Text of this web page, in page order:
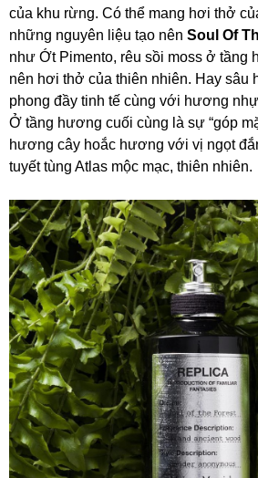
của khu rừng. Có thể mang hơi thở
những nguyên liệu tạo nên Soul Of
như Ớt Pimento, rêu sồi moss ở tầng
nên hơi thở của thiên nhiên. Hay sâu
phong đầy tinh tế cùng với hương
Ở tầng hương cuối cùng là sự “góp
hương cây hoắc hương với vị ngọt
tuyết tùng Atlas mộc mạc, thiên nhiên.